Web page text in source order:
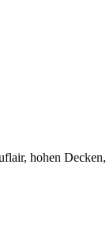
hohen